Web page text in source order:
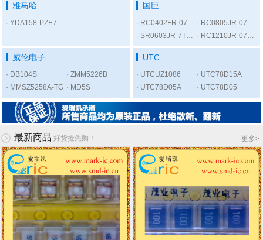
雅马哈
YDA158-PZE7
国巨
RC0402FR-07300RL
RC0805JR-075K6L
SR0603JR-7T1KL
RC1210JR-0756RL
威伦电子
DB104S
ZMM5226B
MMSZ5258A-TG
MD5S
UTC
UTCUZ1086
UTC78D15A
UTC78D05A
UTC78D05
更多>
最新商品 好货抢先购！